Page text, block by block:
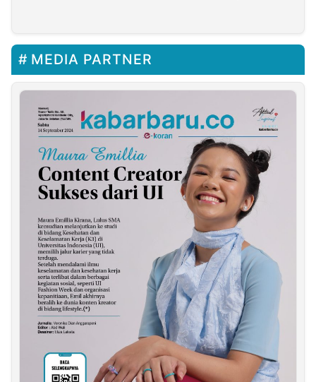
MEDIA PARTNER